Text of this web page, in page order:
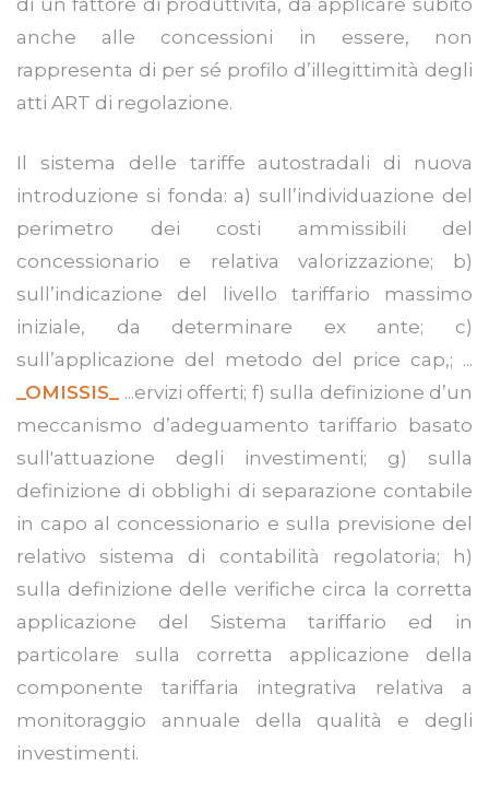
anche alle concessioni in essere, non
rappresenta di per sé profilo d’illegittimità degli
atti ART di regolazione.
Il sistema delle tariffe autostradali di nuova
introduzione si fonda: a) sull’individuazione del
perimetro dei costi ammissibili del
concessionario e relativa valorizzazione; b)
sull’indicazione del livello tariffario massimo
iniziale, da determinare ex ante; c)
sull’applicazione del metodo del price cap,; ...
_OMISSIS_
...ervizi offerti; f) sulla definizione d’un
meccanismo d’adeguamento tariffario basato
sull'attuazione degli investimenti; g) sulla
definizione di obblighi di separazione contabile
in capo al concessionario e sulla previsione del
relativo sistema di contabilità regolatoria; h)
sulla definizione delle verifiche circa la corretta
applicazione del Sistema tariffario ed in
particolare sulla corretta applicazione della
componente tariffaria integrativa relativa a
monitoraggio annuale della qualità e degli
investimenti.